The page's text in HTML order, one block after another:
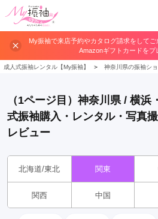
My振袖で来店予約やカタログ請求をして
Amazonギフトカードをプ
成人式振袖レンタル【My振袖】 ＞ 神奈川県の振袖シ
（1ページ目）神奈川県 / 横
式振袖購入・レンタル・写真
レビュー
北海道/東北 関東
関西 中国